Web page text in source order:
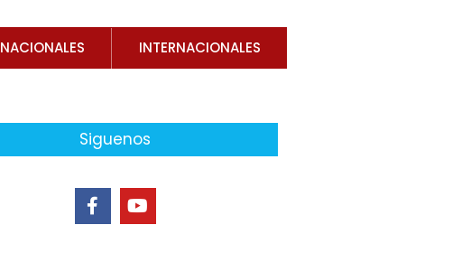
NACIONALES INTERNACIONALES
Siguenos